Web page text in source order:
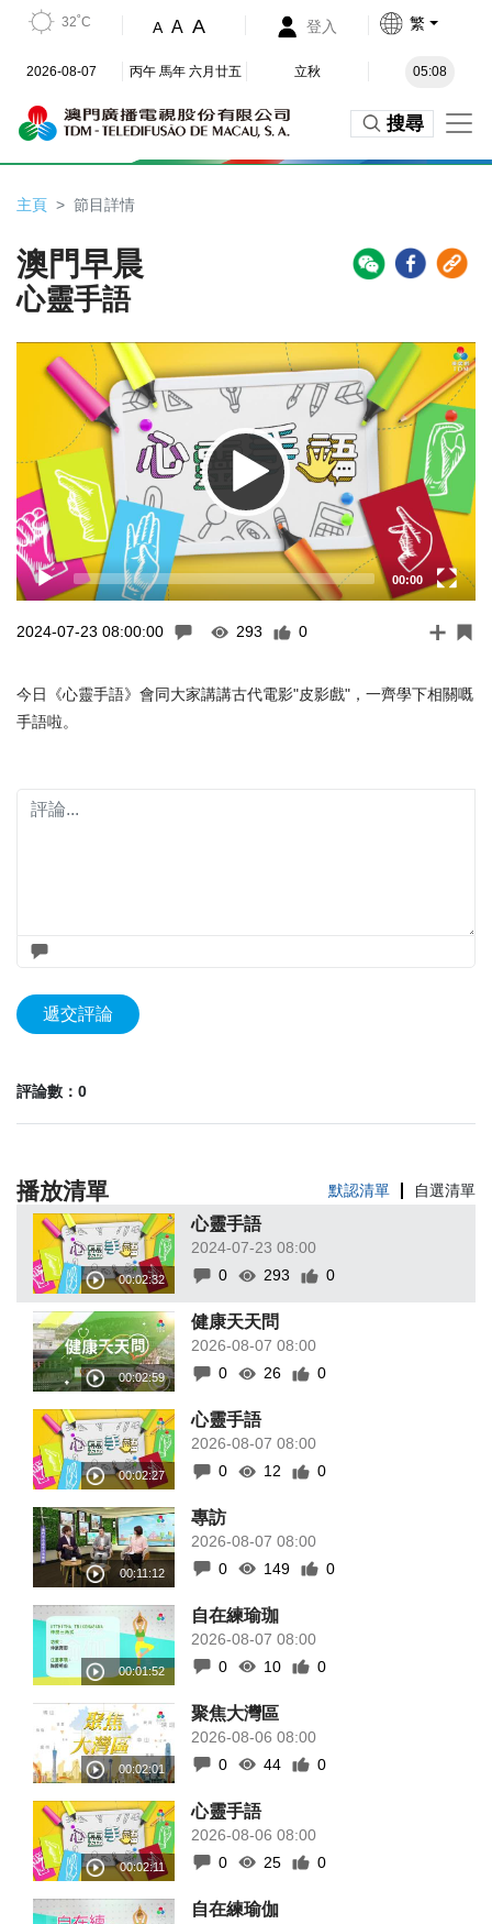
32˚C A A A 登入 繁
2026-08-07 丙午 馬年 六月廿五 立秋 05:08
搜尋
主頁 節目詳情
澳門早晨
心靈手語
Player
00:00
2024-07-23 08:00:00 293 0
今日《心靈手語》會同大家講講古代電影"皮影戲"，一齊學下相關嘅
手語啦。
遞交評論
評論數：0
播放清單 默認清單 自選清單
心靈手語
2024-07-23 08:00
0
293 0
健康天天問
2026-08-07 08:00
0
26 0
心靈手語
2026-08-07 08:00
0
12 0
專訪
2026-08-07 08:00
0
149 0
自在練瑜珈
2026-08-07 08:00
0
10 0
聚焦大灣區
2026-08-06 08:00
0
44 0
心靈手語
2026-08-06 08:00
0
25 0
自在練瑜伽